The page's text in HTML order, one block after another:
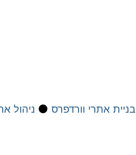
בניית אתרי וורדפרס ⚫ ניהול